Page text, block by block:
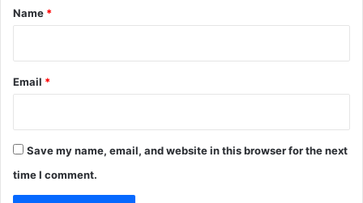
*
Name *
Email *
Save my name, email, and website in this browser for the next
time I comment.